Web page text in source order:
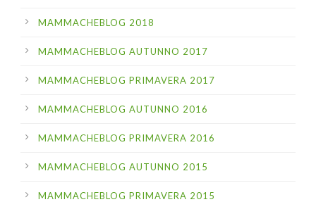
MAMMACHEBLOG 2018
MAMMACHEBLOG AUTUNNO 2017
MAMMACHEBLOG PRIMAVERA 2017
MAMMACHEBLOG AUTUNNO 2016
MAMMACHEBLOG PRIMAVERA 2016
MAMMACHEBLOG AUTUNNO 2015
MAMMACHEBLOG PRIMAVERA 2015